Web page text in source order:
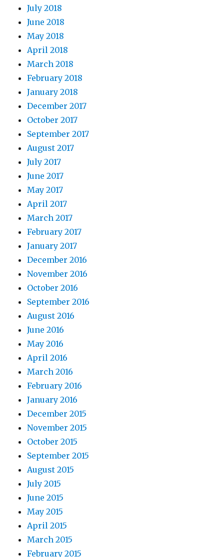
July 2018
June 2018
May 2018
April 2018
March 2018
February 2018
January 2018
December 2017
October 2017
September 2017
August 2017
July 2017
June 2017
May 2017
April 2017
March 2017
February 2017
January 2017
December 2016
November 2016
October 2016
September 2016
August 2016
June 2016
May 2016
April 2016
March 2016
February 2016
January 2016
December 2015
November 2015
October 2015
September 2015
August 2015
July 2015
June 2015
May 2015
April 2015
March 2015
February 2015